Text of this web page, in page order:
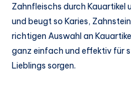
Zahnfleischs durch
und beugt so Karies,
richtigen Auswahl an
ganz einfach und effektiv für
Lieblings sorgen.